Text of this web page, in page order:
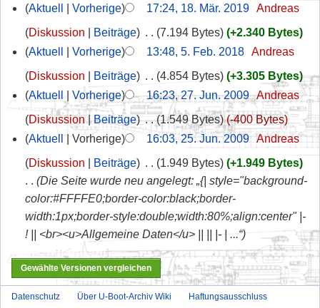
Aktuell
Vorherige 17:24, 18. Mär. 2019‎ Andreas
Diskussion
Beiträge 7.194 Bytes
+2.340 Bytes
Aktuell
Vorherige 13:48, 5. Feb. 2018‎ Andreas
Diskussion
Beiträge 4.854 Bytes
+3.305 Bytes
Aktuell
Vorherige 16:23, 27. Jun. 2009‎ Andreas
Diskussion
Beiträge ‎ 1.549 Bytes
-400 Bytes
Aktuell
Vorherige 16:03, 25. Jun. 2009‎ Andreas
Diskussion
Beiträge 1.949 Bytes
+1.949 Bytes
Die Seite wurde neu angelegt: „{| style="background-
color:#FFFFE0;border-color:black;border-
width:1px;border-style:double;width:80%;align:center" |-
! || <br><u>Allgemeine Daten</u> || || |- | ...“
Datenschutz Über U-Boot-Archiv Wiki Haftungsausschluss